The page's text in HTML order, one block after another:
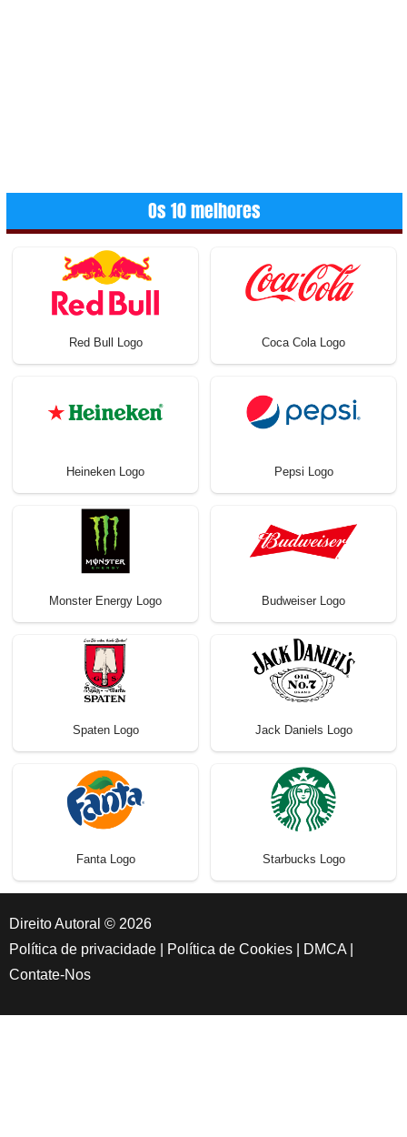
Os 10 melhores
Red Bull Logo Coca Cola Logo
Heineken Logo Pepsi Logo
Monster Energy Logo Budweiser Logo
Spaten Logo Jack Daniels Logo
Fanta Logo Starbucks Logo
Direito Autoral © 2026
Política de privacidade
Política de Cookies DMCA
Contate-Nos